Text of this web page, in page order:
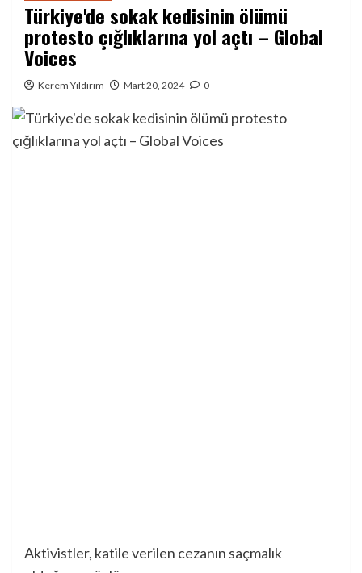
Türkiye'de sokak kedisinin ölümü
protesto çığlıklarına yol açtı – Global
Voices
Kerem Yıldırım Mart 20, 2024 0
Aktivistler, katile verilen cezanın saçmalık